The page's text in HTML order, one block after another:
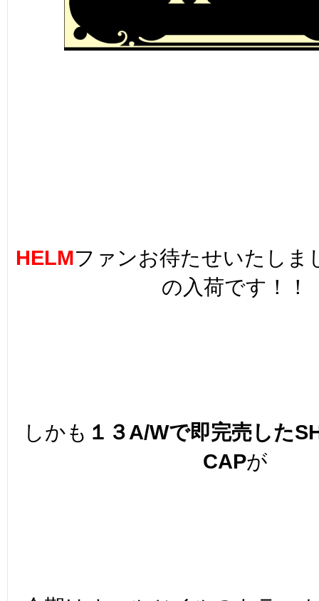
HELMファンお待たせいたしま
の入荷です！！
しかも １３A/Wで即完売した
CAPが